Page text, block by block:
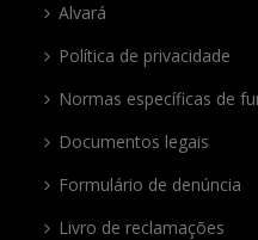
Alvará
Política de privacidade
Normas específicas de
Documentos legais
Formulário de denúncia
Livro de reclamações